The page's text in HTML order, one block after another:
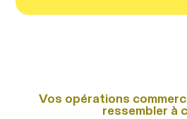
Vos opérations
ressembler à